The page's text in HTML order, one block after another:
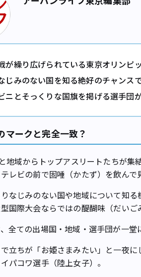
が繰り広げられている東京オリンピ
じみのない国を知る絶好のチャンス
ニとそっくりな国旗を掲げる選手団
マークと完全一致？
地域からトップアスリートたちが集
レビの前で固唾（かたず）を飲んで
なじみのない国や地域について知
国際大会ならではの醍醐味（だいご
全ての出場国・地域・選手団が一堂
立ちが「お姫さまみたい」と一夜
パコワ選手（陸上女子）。